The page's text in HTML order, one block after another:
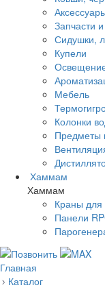
Запчасти
Сидушки,
Купели
Мебель
Колонки
Предметы
Хаммам
Хаммам
Краны
Панели
Главная
Каталог